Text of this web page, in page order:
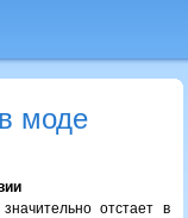
на которые не может
моде
отстает в